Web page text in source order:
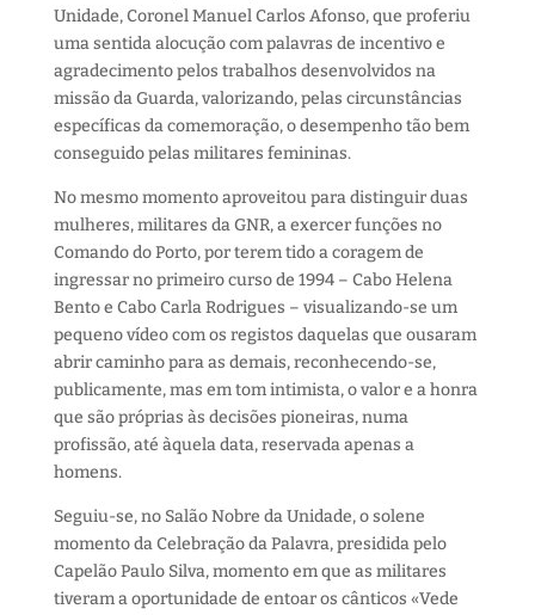
Unidade, Coronel Manuel Carlos Afonso, que proferiu
uma sentida alocução com palavras de incentivo e
agradecimento pelos trabalhos desenvolvidos na
missão da Guarda, valorizando, pelas circunstâncias
específicas da comemoração, o desempenho tão bem
conseguido pelas militares femininas.
No mesmo momento aproveitou para distinguir duas
mulheres, militares da GNR, a exercer funções no
Comando do Porto, por terem tido a coragem de
ingressar no primeiro curso de 1994 – Cabo Helena
Bento e Cabo Carla Rodrigues – visualizando-se um
pequeno vídeo com os registos daquelas que ousaram
abrir caminho para as demais, reconhecendo-se,
publicamente, mas em tom intimista, o valor e a honra
que são próprias às decisões pioneiras, numa
profissão, até àquela data, reservada apenas a
homens.
Seguiu-se, no Salão Nobre da Unidade, o solene
momento da Celebração da Palavra, presidida pelo
Capelão Paulo Silva, momento em que as militares
tiveram a oportunidade de entoar os cânticos «Vede